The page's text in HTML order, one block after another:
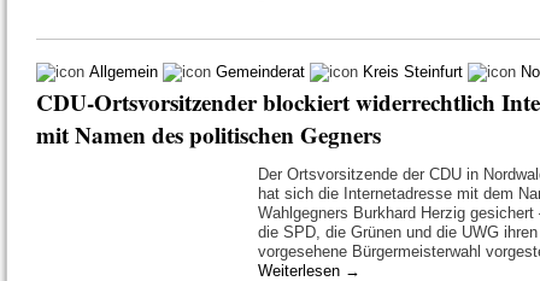
Allgemein Gemeinderat Kreis Steinfurt
CDU-Ortsvorsitzender blockiert widerrechtlich
mit Namen des politischen Gegners
Der Ortsvorsitzende der CDU in
hat sich die Internetadresse mit dem
Wahlgegners Burkhard Herzig gesichert
die SPD, die Grünen und die UWG
vorgesehene Bürgermeisterwahl
Weiterlesen →